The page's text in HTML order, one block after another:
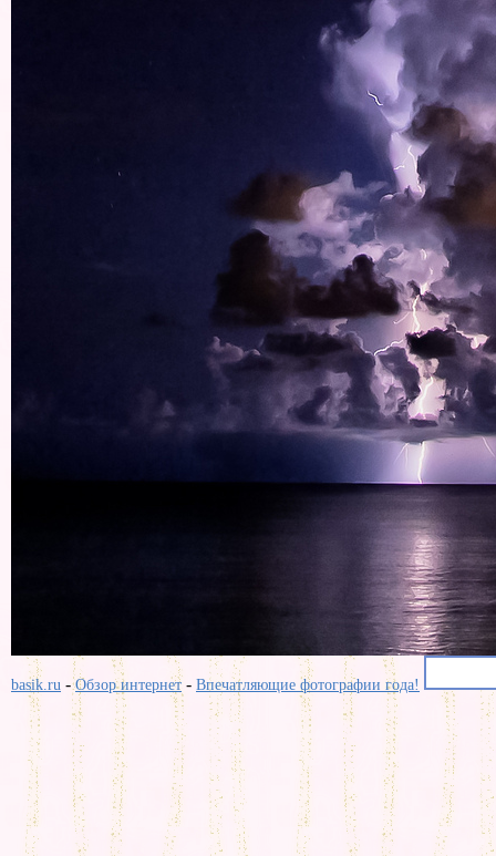
basik.ru -Обзор интернет - Впечатляющие фотографии года!